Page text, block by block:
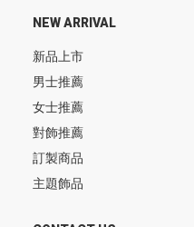
NEW ARRIVAL
新品上市
男士推薦
女士推薦
對飾推薦
訂製商品
主題飾品